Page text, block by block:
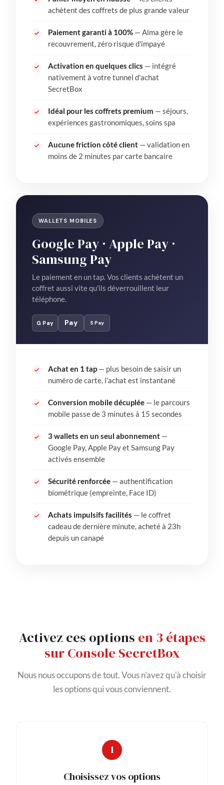
achètent des coffrets de plus grande valeur
Paiement garanti à 100% — Alma gère le
recouvrement, zéro risque d'impayé
Activation en quelques clics — intégré
nativement à votre tunnel d'achat
SecretBox
Idéal pour les coffrets premium — séjours,
expériences gastronomiques, soins spa
Aucune friction côté client — validation en
moins de 2 minutes par carte bancaire
WALLETS MOBILES
Google Pay · Apple Pay ·
Samsung Pay
Le paiement en un tap. Vos clients achètent un
coffret aussi vite qu'ils déverrouillent leur
téléphone.
G Pay Pay S Pay
Achat en 1 tap — plus besoin de saisir un
numéro de carte, l'achat est instantané
Conversion mobile décuplée — le parcours
mobile passe de 3 minutes à 15 secondes
3 wallets en un seul abonnement —
Google Pay, Apple Pay et Samsung Pay
activés ensemble
Sécurité renforcée — authentification
biométrique (empreinte, Face ID)
Achats impulsifs facilités — le coffret
cadeau de dernière minute, acheté à 23h
depuis un canapé
Activez ces options en 3 étapes
sur Console SecretBox
Nous nous occupons de tout. Vous n'avez qu'à choisir
les options qui vous conviennent.
Choisissez vos options